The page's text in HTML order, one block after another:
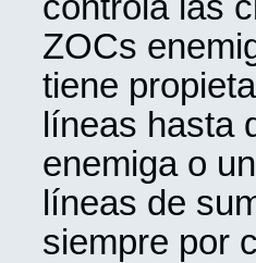
ZOCs
tiene
líneas hasta
enemiga o
líneas de
siempre por